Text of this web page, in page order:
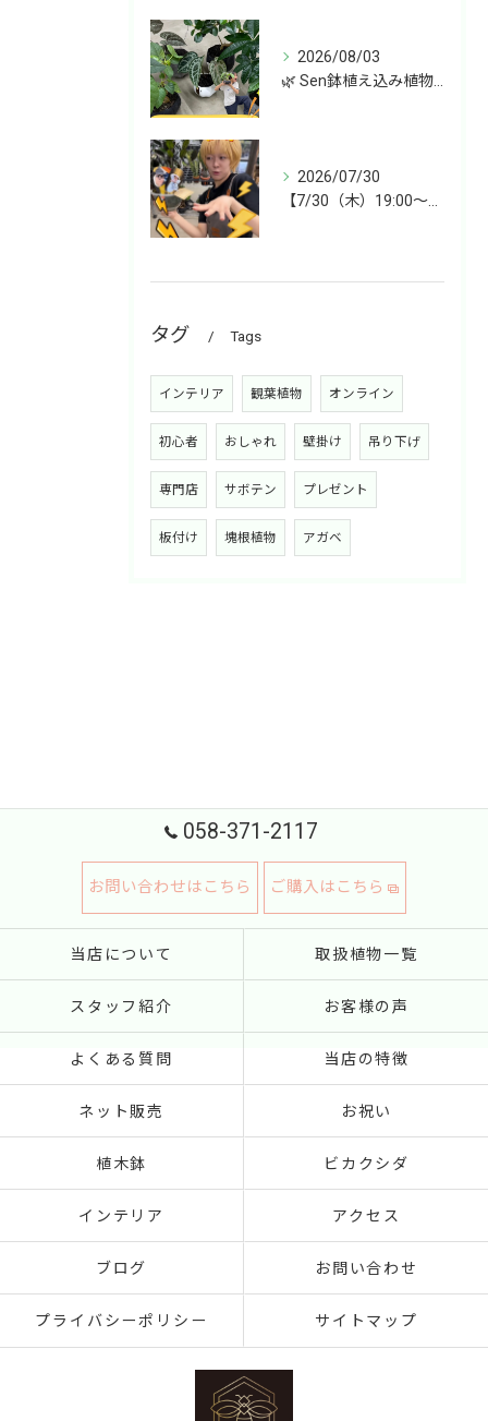
2026/08/03
🌿 Sen鉢植え込み植物 オンラインショップデビュー！ 🌿
2026/07/30
【7/30（木）19:00〜】今週は雑貨&植物ライブ！
タグ Tags
インテリア 観葉植物 オンライン
初心者 おしゃれ 壁掛け 吊り下げ
専門店 サボテン プレゼント
板付け 塊根植物 アガベ
058-371-2117
お問い合わせはこちら ご購入はこちら
当店について 取扱植物一覧
スタッフ紹介 お客様の声
よくある質問 当店の特徴
ネット販売 お祝い
植木鉢 ビカクシダ
インテリア アクセス
ブログ お問い合わせ
プライバシーポリシー サイトマップ